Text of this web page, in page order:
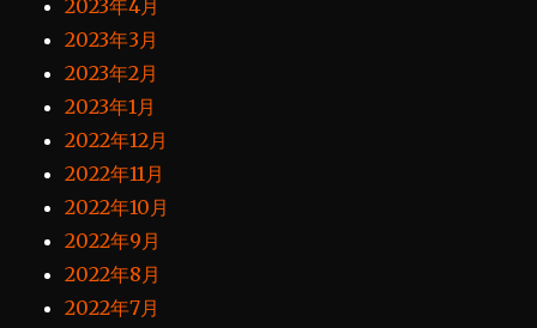
2023年4月
2023年3月
2023年2月
2023年1月
2022年12月
2022年11月
2022年10月
2022年9月
2022年8月
2022年7月